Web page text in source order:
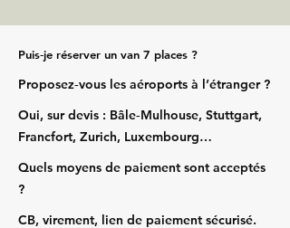
Puis‑je réserver un van 7 places ?
Proposez‑vous les aéroports à l’étranger ?
Oui, sur devis : Bâle‑Mulhouse, Stuttgart,
Francfort, Zurich, Luxembourg…
Quels moyens de paiement sont acceptés
?
CB, virement, lien de paiement sécurisé.